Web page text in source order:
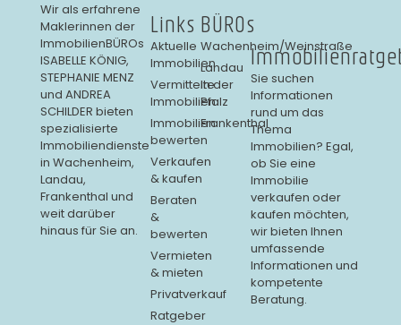
Wir als erfahrene
Maklerinnen der
ImmobilienBÜROs
ISABELLE KÖNIG,
STEPHANIE MENZ
und ANDREA
SCHILDER bieten
spezialisierte
Immobiliendienste
in Wachenheim,
Landau,
Frankenthal und
weit darüber
hinaus für Sie an.
Links
Aktuelle
Immobilien
Vermittelte
Immobilien
Immobilien
bewerten
Verkaufen
& kaufen
Beraten
&
bewerten
Vermieten
& mieten
Privatverkauf
Ratgeber
BÜROs
Wachenheim/Weinstraße
Landau
in der
Pfalz
Frankenthal
Sie suchen
Informationen
rund um das
Thema
Immobilien? Egal,
ob Sie eine
Immobilie
verkaufen oder
kaufen möchten,
wir bieten Ihnen
umfassende
Informationen und
kompetente
Beratung.